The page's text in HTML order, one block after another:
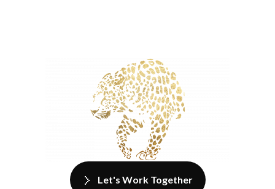
Let's Work Together